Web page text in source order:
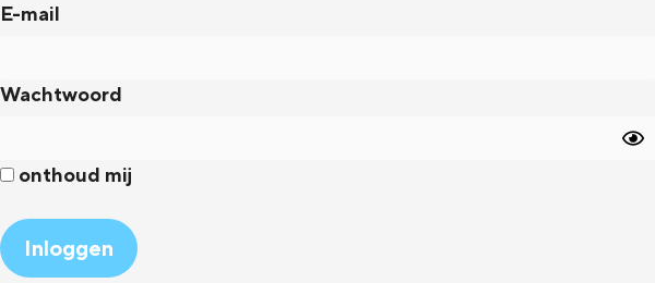
E-mail
Wachtwoord
onthoud mij